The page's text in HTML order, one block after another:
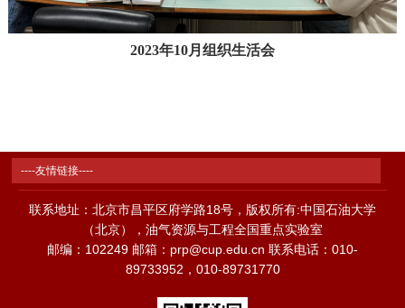
2023年10月组织生活会
----友情链接----
联系地址：北京市昌平区府学路18号，版权所有:中国石油大学
（北京），油气资源与工程全国重点实验室
邮编：102249 邮箱：prp@cup.edu.cn 联系电话：010-
89733952，010-89731770